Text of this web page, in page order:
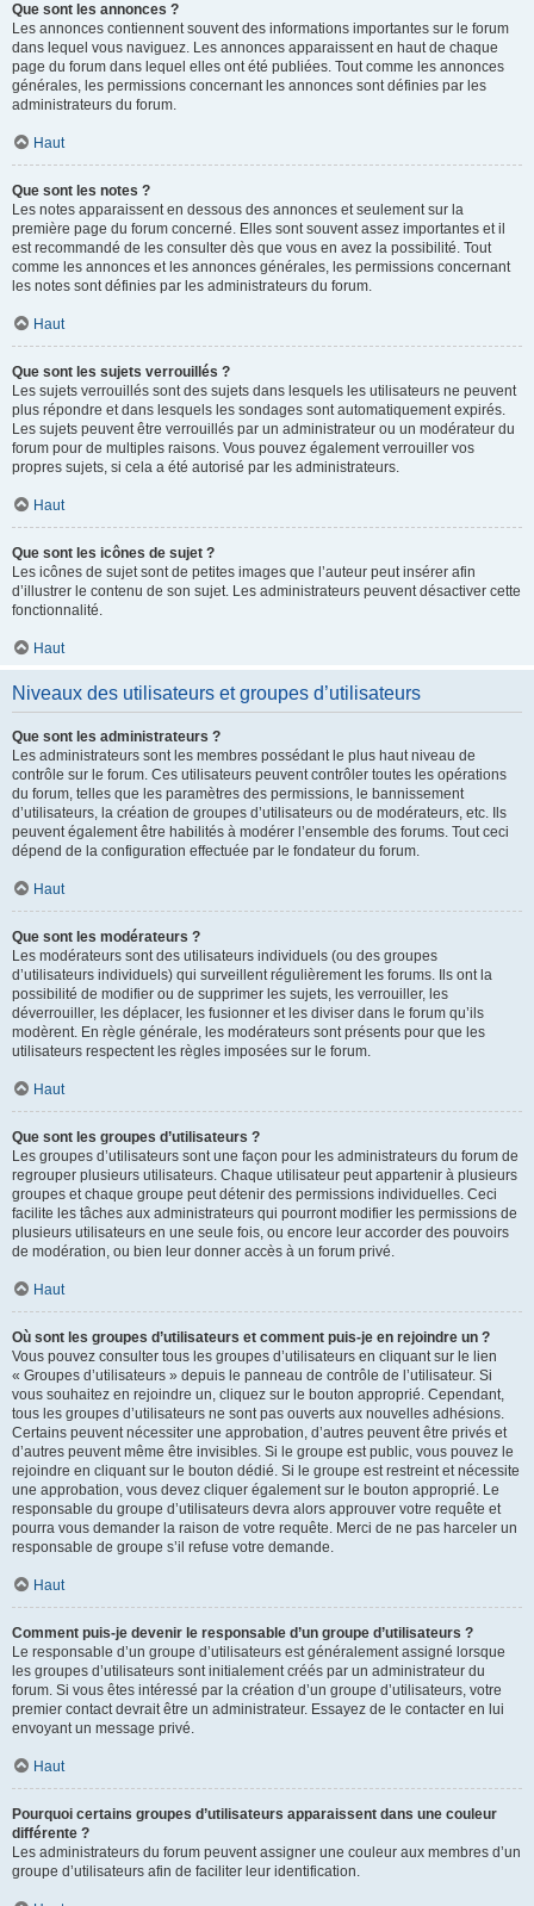
Que sont les annonces ?
Les annonces contiennent souvent des informations importantes sur le forum
dans lequel vous naviguez. Les annonces apparaissent en haut de chaque
page du forum dans lequel elles ont été publiées. Tout comme les annonces
générales, les permissions concernant les annonces sont définies par les
administrateurs du forum.
Haut
Que sont les notes ?
Les notes apparaissent en dessous des annonces et seulement sur la
première page du forum concerné. Elles sont souvent assez importantes et il
est recommandé de les consulter dès que vous en avez la possibilité. Tout
comme les annonces et les annonces générales, les permissions concernant
les notes sont définies par les administrateurs du forum.
Haut
Que sont les sujets verrouillés ?
Les sujets verrouillés sont des sujets dans lesquels les utilisateurs ne peuvent
plus répondre et dans lesquels les sondages sont automatiquement expirés.
Les sujets peuvent être verrouillés par un administrateur ou un modérateur du
forum pour de multiples raisons. Vous pouvez également verrouiller vos
propres sujets, si cela a été autorisé par les administrateurs.
Haut
Que sont les icônes de sujet ?
Les icônes de sujet sont de petites images que l’auteur peut insérer afin
d’illustrer le contenu de son sujet. Les administrateurs peuvent désactiver cette
fonctionnalité.
Haut
Niveaux des utilisateurs et groupes d’utilisateurs
Que sont les administrateurs ?
Les administrateurs sont les membres possédant le plus haut niveau de
contrôle sur le forum. Ces utilisateurs peuvent contrôler toutes les opérations
du forum, telles que les paramètres des permissions, le bannissement
d’utilisateurs, la création de groupes d’utilisateurs ou de modérateurs, etc. Ils
peuvent également être habilités à modérer l’ensemble des forums. Tout ceci
dépend de la configuration effectuée par le fondateur du forum.
Haut
Que sont les modérateurs ?
Les modérateurs sont des utilisateurs individuels (ou des groupes
d’utilisateurs individuels) qui surveillent régulièrement les forums. Ils ont la
possibilité de modifier ou de supprimer les sujets, les verrouiller, les
déverrouiller, les déplacer, les fusionner et les diviser dans le forum qu’ils
modèrent. En règle générale, les modérateurs sont présents pour que les
utilisateurs respectent les règles imposées sur le forum.
Haut
Que sont les groupes d’utilisateurs ?
Les groupes d’utilisateurs sont une façon pour les administrateurs du forum de
regrouper plusieurs utilisateurs. Chaque utilisateur peut appartenir à plusieurs
groupes et chaque groupe peut détenir des permissions individuelles. Ceci
facilite les tâches aux administrateurs qui pourront modifier les permissions de
plusieurs utilisateurs en une seule fois, ou encore leur accorder des pouvoirs
de modération, ou bien leur donner accès à un forum privé.
Haut
Où sont les groupes d’utilisateurs et comment puis-je en rejoindre un ?
Vous pouvez consulter tous les groupes d’utilisateurs en cliquant sur le lien
« Groupes d’utilisateurs » depuis le panneau de contrôle de l’utilisateur. Si
vous souhaitez en rejoindre un, cliquez sur le bouton approprié. Cependant,
tous les groupes d’utilisateurs ne sont pas ouverts aux nouvelles adhésions.
Certains peuvent nécessiter une approbation, d’autres peuvent être privés et
d’autres peuvent même être invisibles. Si le groupe est public, vous pouvez le
rejoindre en cliquant sur le bouton dédié. Si le groupe est restreint et nécessite
une approbation, vous devez cliquer également sur le bouton approprié. Le
responsable du groupe d’utilisateurs devra alors approuver votre requête et
pourra vous demander la raison de votre requête. Merci de ne pas harceler un
responsable de groupe s’il refuse votre demande.
Haut
Comment puis-je devenir le responsable d’un groupe d’utilisateurs ?
Le responsable d’un groupe d’utilisateurs est généralement assigné lorsque
les groupes d’utilisateurs sont initialement créés par un administrateur du
forum. Si vous êtes intéressé par la création d’un groupe d’utilisateurs, votre
premier contact devrait être un administrateur. Essayez de le contacter en lui
envoyant un message privé.
Haut
Pourquoi certains groupes d’utilisateurs apparaissent dans une couleur
différente ?
Les administrateurs du forum peuvent assigner une couleur aux membres d’un
groupe d’utilisateurs afin de faciliter leur identification.